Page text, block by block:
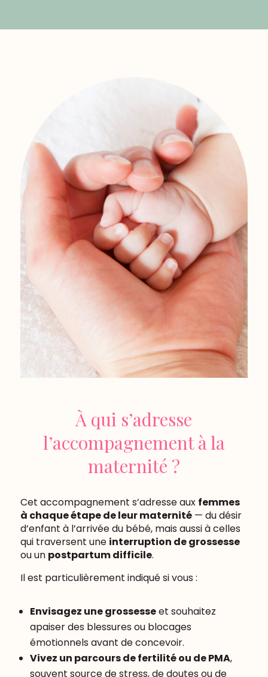
À qui s’adresse
l’accompagnement à la
maternité ?
Cet accompagnement s’adresse aux femmes
à chaque étape de leur maternité— du désir
d’enfant à l’arrivée du bébé, mais aussi à celles
qui traversent une interruption de grossesse
ou un postpartum difficile.
Il est particulièrement indiqué si vous :
Envisagez une grossesseet souhaitez
apaiser des blessures ou blocages
émotionnels avant de concevoir.
Vivez un parcours de fertilité ou de PMA,
souvent source de stress, de doutes ou de